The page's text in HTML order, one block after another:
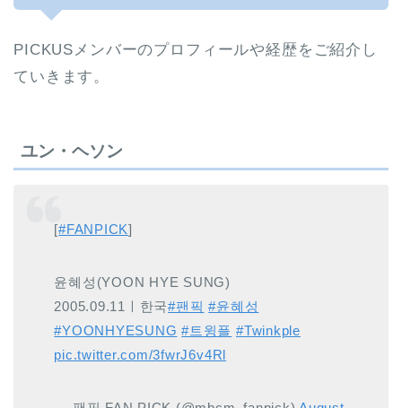
PICKUSメンバーのプロフィールや経歴をご紹介し
ていきます。
ユン・ヘソン
[#FANPICK]
윤혜성(YOON HYE SUNG)
2005.09.11ㅣ한국#팬픽 #윤혜성
#YOONHYESUNG #트윙플 #Twinkple
pic.twitter.com/3fwrJ6v4Rl